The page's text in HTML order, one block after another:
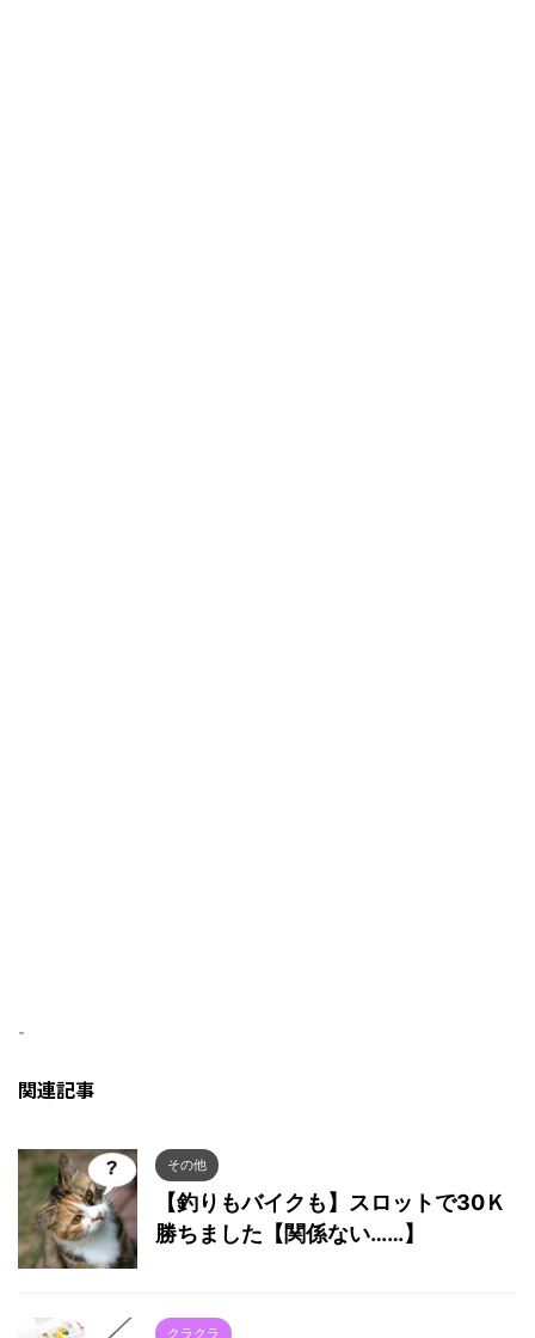
-
関連記事
その他
【釣りもバイクも】スロットで30Ｋ
勝ちました【関係ない……】
クラクラ